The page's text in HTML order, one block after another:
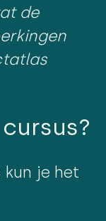
de
kun je het